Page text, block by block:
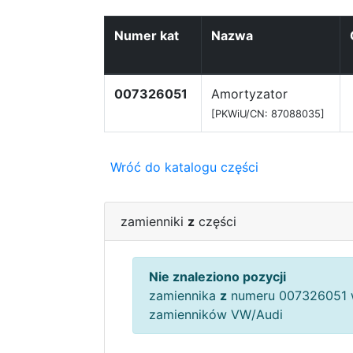
Numer kat Nazwa
007326051 Amortyzator
[PKWiU/CN: 87088035]
Wróć do katalogu części
zamienniki z części
Nie znaleziono pozycji
zamiennika z numeru 007326051
zamienników VW/Audi